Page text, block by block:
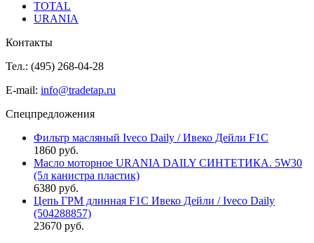
TOTAL
URANIA
Контакты
Тел.: (495) 268-04-28
E-mail: info@tradetap.ru
Спецпредложения
Фильтр масляный Iveco Daily / Ивеко Дейли F1C
1860 руб.
Масло моторное URANIA DAILY СИНТЕТИКА. 5W30
(5л канистра пластик)
6380 руб.
Цепь ГРМ длинная F1C Ивеко Дейли / Iveco Daily
(504288857)
23670 руб.